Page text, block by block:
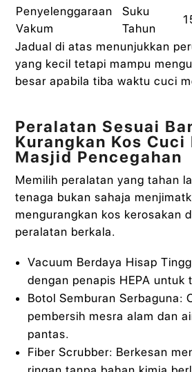
Penyelenggaraan
Vakum
Suku
Tahun
Jadual di atas menunjukkan
yang kecil tetapi mampu
besar apabila tiba waktu cuci
Peralatan Sesuai
Kurangkan Kos Cuci
Masjid Pencegahan
Memilih peralatan yang tahan
tenaga bukan sahaja
mengurangkan kos kerosakan
peralatan berkala.
Vacuum Berdaya Hisap
dengan penapis HEPA untuk
Botol Semburan Serbaguna:
pembersih mesra alam dan
pantas.
Fiber Scrubber: Berkesan